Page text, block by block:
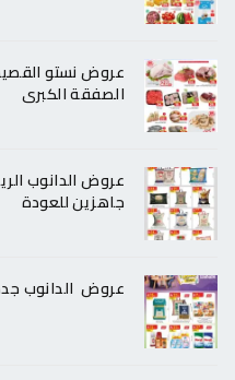
الصفقة الكبرى
جاهزين للعودة
عروض الدانوب جدة